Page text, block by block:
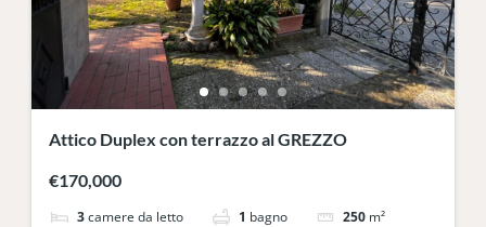
Attico Duplex con terrazzo al GREZZO
€170,000
3 camere da letto 1 bagno 250 m²